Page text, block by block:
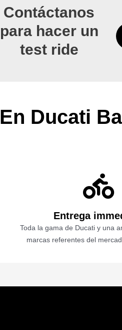
Contáctanos
para hacer un
test ride
En Ducati
Entrega
Toda la gama de Ducati y una
marcas referentes del